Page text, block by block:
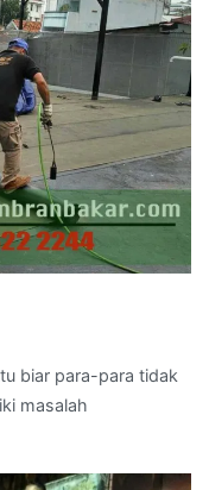
biar para-para tidak
masalah